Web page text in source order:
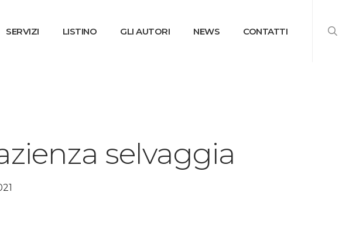
SERVIZI LISTINO GLI AUTORI NEWS CONTATTI
selvaggia